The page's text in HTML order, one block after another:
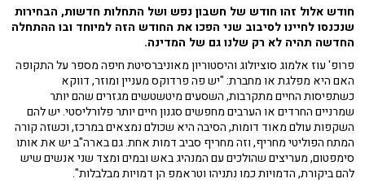
חודש אלול זהו חודש של חשבון נפש ושל התחלות חדשות, הבחירות
שנכנסו לחיינו לסיבוב שני הפכו את החודש הזה למיוחד ובו ההתחלה
החדשה תהיה לא רק שלנו גם של המדינה.
פרופ' עוז אלמוג סוציולוג והיסטוריון מאוניברסיטת חיפה מספר על התקופה
האם היא מפלגת או מחברת: "יש פה פרדוקס מעניין ומוזר, דווקא
כשתפיסות החיים מתקרבות, השסעים מיטשטשים מגזרים שהם יותר
שמרניים החרדים או הערבים מחפשים סגנון חיים יותר פלורליסטי. יש להם
השקפות עולם מאוד דומות, הסיבה היא שכולם נמצאים במרכז, וכשזה קורה
המתח הפוליטי מחריף, וזה מחריף סביב דמות אחת. גם בארה"ב יש את אותו
סימפטום, מעריצים שהולכים עם המנהיג באש ובמים ומצד שני אנשים שיש
להם ביקורת, הדמויות כמו נתניהו וטראמפ הן דמויות מבלבלות".